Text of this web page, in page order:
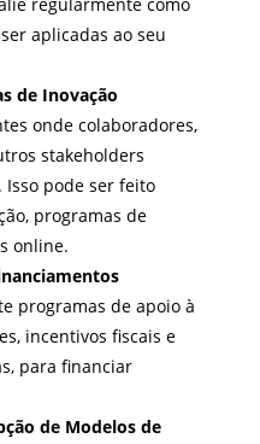
aplicadas ao seu
de Inovação
onde colaboradores,
stakeholders
Isso pode ser feito
programas de
online.
programas de apoio à
incentivos fiscais e
para financiar
de Modelos de